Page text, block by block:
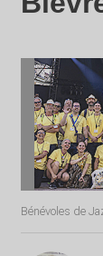
Bénévoles de